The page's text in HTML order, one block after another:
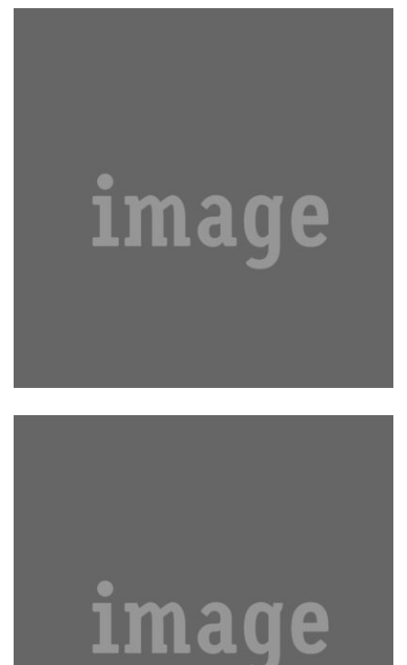
ETIAM HABEBIS
AT NOS HINC POSTHAC